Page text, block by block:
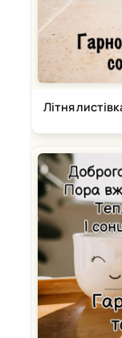
Літня